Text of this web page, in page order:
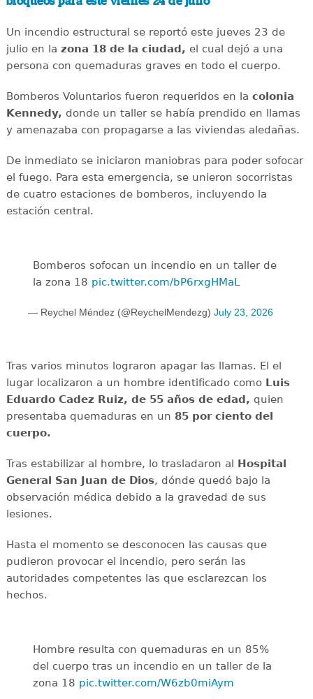
Un incendio estructural se reportó este jueves 23 de
julio en la zona 18 de la ciudad, el cual dejó a una
persona con quemaduras graves en todo el cuerpo.
Bomberos Voluntarios fueron requeridos en la colonia
Kennedy, donde un taller se había prendido en llamas
y amenazaba con propagarse a las viviendas aledañas.
De inmediato se iniciaron maniobras para poder sofocar
el fuego. Para esta emergencia, se unieron socorristas
de cuatro estaciones de bomberos, incluyendo la
estación central.
Bomberos sofocan un incendio en un taller de
la zona 18 pic.twitter.com/bP6rxgHMaL
— Reychel Méndez (@ReychelMendezg) July 23, 2026
Tras varios minutos lograron apagar las llamas. El el
lugar localizaron a un hombre identificado como Luis
Eduardo Cadez Ruiz, de 55 años de edad, quien
presentaba quemaduras en un 85 por ciento del
cuerpo.
Tras estabilizar al hombre, lo trasladaron al
Hospital
General San Juan de Dios, dónde quedó bajo la
observación médica debido a la gravedad de sus
lesiones.
Hasta el momento se desconocen las causas que
pudieron provocar el incendio, pero serán las
autoridades competentes las que esclarezcan los
hechos.
Hombre resulta con quemaduras en un 85%
del cuerpo tras un incendio en un taller de la
zona 18 pic.twitter.com/W6zb0miAym